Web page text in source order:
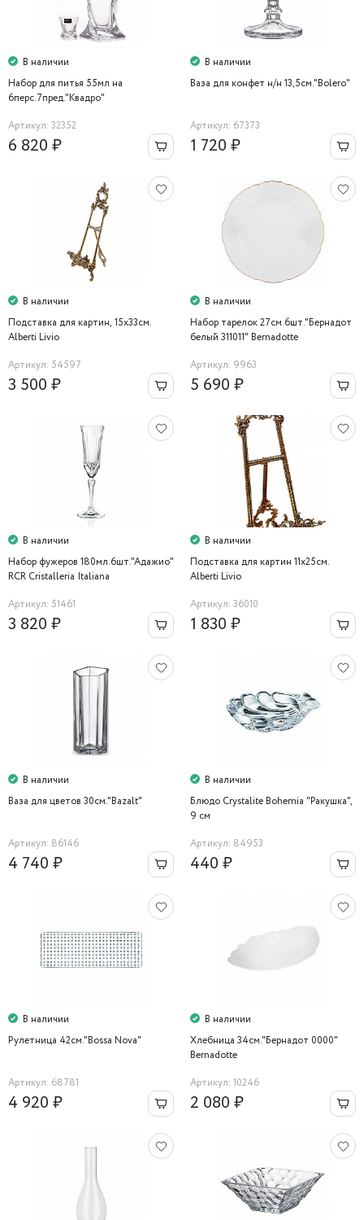
В наличии
Набор для питья 55мл на
6перс.7пред."Квадро"
Артикул: 32352
6 820 ₽
В наличии
Ваза для конфет н/н 13,5см."Bolero"
Артикул: 67373
1 720 ₽
В наличии
Подставка для картин, 15х33см.
Alberti Livio
Артикул: 54597
3 500 ₽
В наличии
Набор тарелок 27см.6шт."Бернадот
белый 311011" Bernadotte
Артикул: 9963
5 690 ₽
В наличии
Набор фужеров 180мл.6шт."Адажио"
RCR Cristalleria Italiana
Артикул: 51461
3 820 ₽
В наличии
Подставка для картин 11х25см.
Alberti Livio
Артикул: 36010
1 830 ₽
В наличии
Ваза для цветов 30см."Bazalt"
Артикул: 86146
4 740 ₽
В наличии
Блюдо Crystalite Bohemia "Ракушка",
9 см
Артикул: 84953
440 ₽
В наличии
Рулетница 42см."Bossa Nova"
Артикул: 68781
4 920 ₽
В наличии
Хлебница 34см."Бернадот 0000"
Bernadotte
Артикул: 10246
2 080 ₽